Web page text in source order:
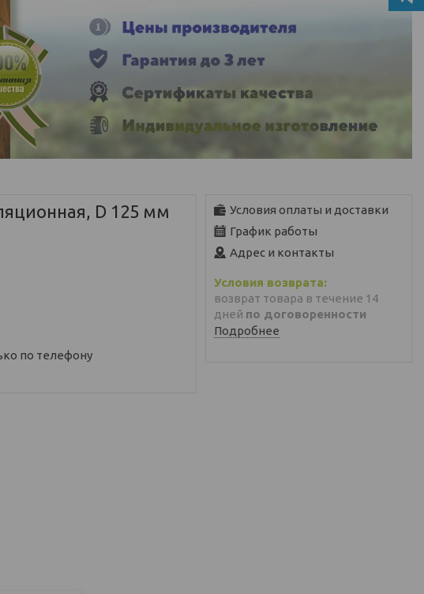
D 125 мм
по телефону
Условия оплаты и доставки
График работы
Адрес и контакты
возврат товара в течение 14
дней по договоренности
Подробнее